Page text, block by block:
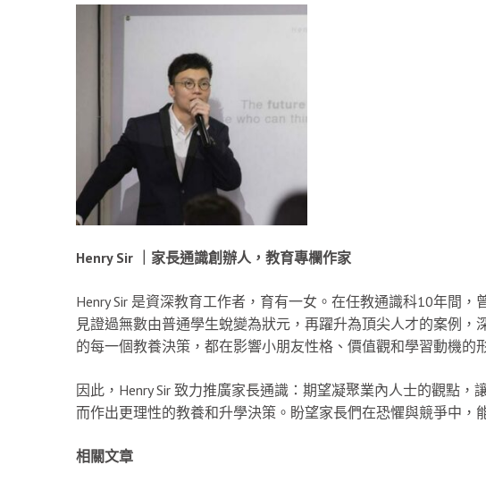
Henry Sir ｜家長通識創辦人，教育專欄作家
Henry Sir 是資深教育工作者，育有一女。在任教通識科10年間，
見證過無數由普通學生蛻變為狀元，再躍升為頂尖人才的案例
的每一個教養決策，都在影響小朋友性格、價值觀和學習動機的
因此，Henry Sir 致力推廣家長通識：期望凝聚業內人士的觀點
而作出更理性的教養和升學決策。盼望家長們在恐懼與競爭中，
相關文章